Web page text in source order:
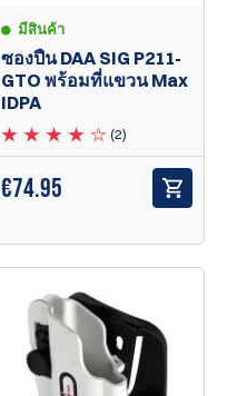
มีสินค้า
ซองปืน DAA SIG P211-
GTO พร้อมที่แขวน Max
IDPA
(2)
€74.95